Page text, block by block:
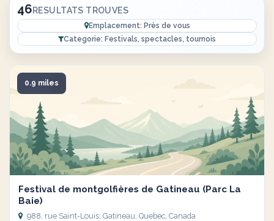
46RESULTATS TROUVES
Emplacement: Près de vous
Categorie: Festivals, spectacles, tournois
0.9 miles
Festival de montgolfières de Gatineau (Parc La
Baie)
988, rue Saint-Louis, Gatineau, Quebec, Canada